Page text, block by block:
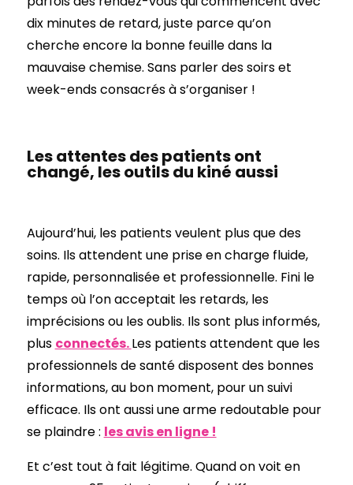
dix minutes de retard, juste parce qu’on
cherche encore la bonne feuille dans la
mauvaise chemise. Sans parler des soirs et
week-ends consacrés à s’organiser !
Les attentes des patients ont
changé, les outils du kiné aussi
Aujourd’hui, les patients veulent plus que des
soins. Ils attendent une prise en charge fluide,
rapide, personnalisée et professionnelle. Fini le
temps où l’on acceptait les retards, les
imprécisions ou les oublis. Ils sont plus informés,
plus connectés.Les patients attendent que les
professionnels de santé disposent des bonnes
informations, au bon moment, pour un suivi
efficace. Ils ont aussi une arme redoutable pour
se plaindre : les avis en ligne !
Et c’est tout à fait légitime. Quand on voit en